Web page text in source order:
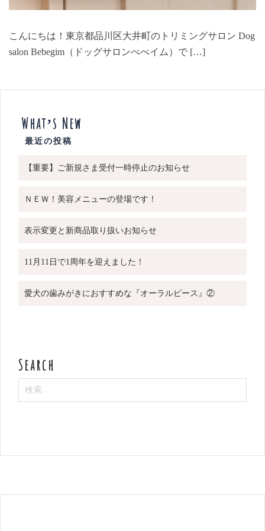
こんにちは！東京都品川区大井町のトリミングサロン Dog
salon Bebegim（ドッグサロンべべイム）で […]
What’s New
【重要】ご新規さま受付一時停止のお知らせ
ＮＥＷ！美容メニューの登場です！
表示変更と新商品取り扱いお知らせ
11月11日で1周年を迎えました！
愛犬の歯みがきにおすすめな『オーラルピース』②
検